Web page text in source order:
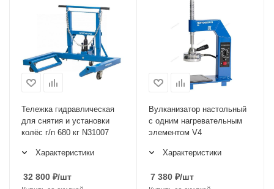
Тележка гидравлическая
для снятия и установки
колёс г/п 680 кг N31007
Характеристики
32 800 ₽/шт
Вулканизатор настольный
с одним нагревательным
элементом V4
Характеристики
7 380 ₽/шт